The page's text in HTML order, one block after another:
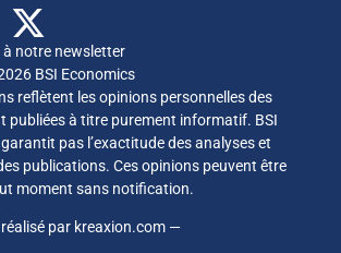
notre newsletter
BSI Economics
reflètent les opinions personnelles des
publiées à titre purement informatif. BSI
pas l’exactitude des analyses et
publications. Ces opinions peuvent être
moment sans notification.
par kreaxion.com —